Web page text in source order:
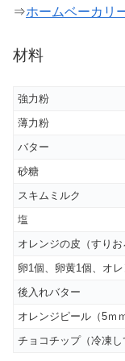
⇒ホームベーカリ
材料
強力粉
薄力粉
バター
砂糖
スキムミルク
塩
オレンジの皮（すりお
卵1個、卵黄1個、オ
後入れバター
オレンジピール（5ｍ
チョコチップ（冷凍し